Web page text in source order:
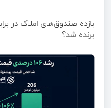
بازده صندوق‌های املاک در
برنده شد؟